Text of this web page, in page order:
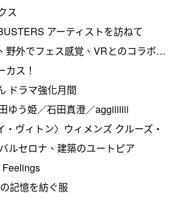
ス
アーティストを訪ねて
野外でフェス感覚、VRとのコラボ…
ス！
ドラマ強化月間
ゆう姫／石田真澄／aggiiiiiii
ヴィトン〉ウィメンズ クルーズ・
ルセロナ、建築のユートピア
Feelings
記憶を紡ぐ服